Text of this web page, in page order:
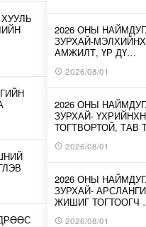
2026 ОНЫ
ЗУРХАЙ-
АМЖИЛТ, ҮР ДҮ…
2026/08/01
2026 ОНЫ
ЗУРХАЙ-
ТОГТВОРТОЙ, ТАВ
2026/08/01
2026 ОНЫ
ЗУРХАЙ-
ЖИШИГ ТОГТООГЧ
2026/08/01